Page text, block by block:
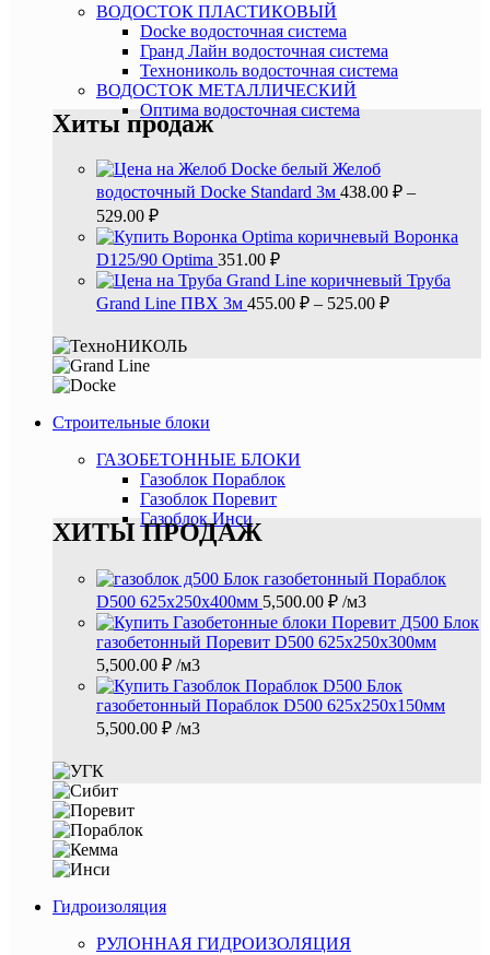
ВОДОСТОК ПЛАСТИКОВЫЙ
Docke водосточная система
Гранд Лайн водосточная система
Технониколь водосточная система
ВОДОСТОК МЕТАЛЛИЧЕСКИЙ
Оптима водосточная система
Хиты продаж
Желоб
водосточный Docke Standard 3м 438.00 ₽ –
529.00 ₽
Воронка
D125/90 Optima 351.00 ₽
Труба
Grand Line ПВХ 3м 455.00 ₽ – 525.00 ₽
Строительные блоки
ГАЗОБЕТОННЫЕ БЛОКИ
Газоблок Пораблок
Газоблок Поревит
Газоблок Инси
ХИТЫ ПРОДАЖ
Блок газобетонный Пораблок
D500 625х250х400мм 5,500.00 ₽ /м3
Блок
газобетонный Поревит D500 625х250х300мм
5,500.00 ₽ /м3
Блок
газобетонный Пораблок D500 625х250х150мм
5,500.00 ₽ /м3
Гидроизоляция
РУЛОННАЯ ГИДРОИЗОЛЯЦИЯ